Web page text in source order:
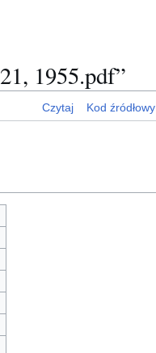
1955.pdf”
Czytaj Kod źródłowy